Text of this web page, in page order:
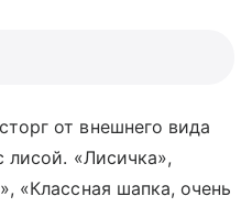
от внешнего вида
лисой. «Лисичка»,
«Классная шапка, очень